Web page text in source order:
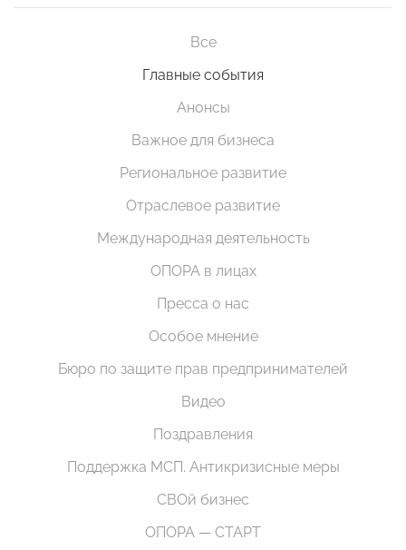
Все
Главные события
Анонсы
Важное для бизнеса
Региональное развитие
Отраслевое развитие
Международная деятельность
ОПОРА в лицах
Пресса о нас
Особое мнение
Бюро по защите прав предпринимателей
Видео
Поздравления
Поддержка МСП. Антикризисные меры
СВОй бизнес
ОПОРА — СТАРТ